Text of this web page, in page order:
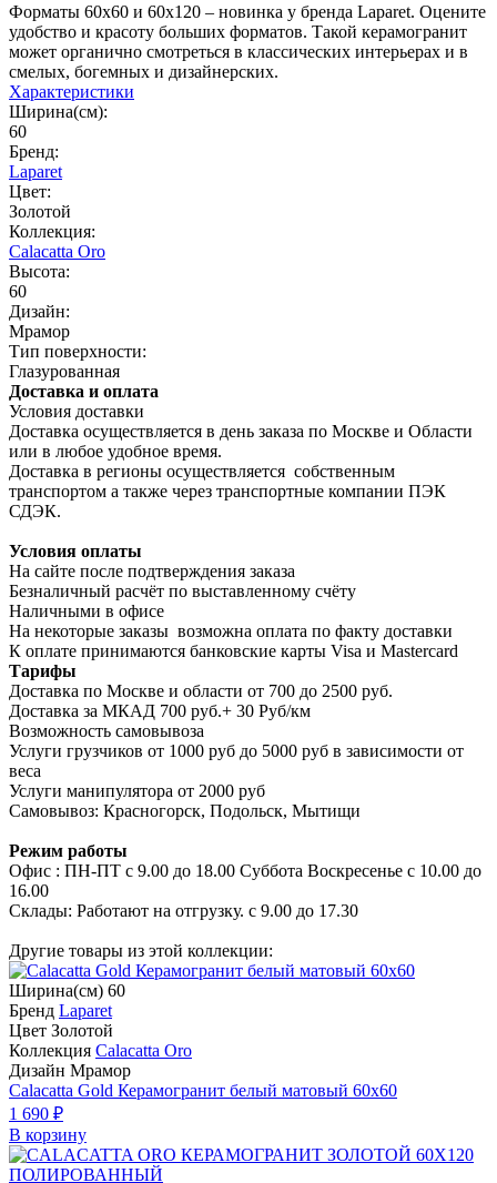
Форматы 60x60 и 60x120 – новинка у бренда Laparet. Оцените
удобство и красоту больших форматов. Такой керамогранит
может органично смотреться в классических интерьерах и в
смелых, богемных и дизайнерских.
Характеристики
Ширина(см):
60
Бренд:
Laparet
Цвет:
Золотой
Коллекция:
Calacatta Oro
Высота:
60
Дизайн:
Мрамор
Тип поверхности:
Глазурованная
Доставка и оплата
Условия доставки
Доставка осуществляется в день заказа по Москве и Области
или в любое удобное время.
Доставка в регионы осуществляется собственным
транспортом а также через транспортные компании ПЭК
СДЭК.
Условия оплаты
На сайте после подтверждения заказа
Безналичный расчёт по выставленному счёту
Наличными в офисе
На некоторые заказы возможна оплата по факту доставки
К оплате принимаются банковские карты Visa и Masterсard
Тарифы
Доставка по Москве и области от 700 до 2500 руб.
Доставка за МКАД 700 руб.+ 30 Руб/км
Возможность самовывоза
Услуги грузчиков от 1000 руб до 5000 руб в зависимости от
веса
Услуги манипулятора от 2000 руб
Самовывоз: Красногорск, Подольск, Мытищи
Режим работы
Офис : ПН-ПТ с 9.00 до 18.00 Суббота Воскресенье с 10.00 до
16.00
Склады: Работают на отгрузку. с 9.00 до 17.30
Другие товары из этой коллекции:
Ширина(см) 60
Бренд Laparet
Цвет Золотой
Коллекция Calacatta Oro
Дизайн Мрамор
Calacatta Gold Керамогранит белый матовый 60х60
1 690 ₽
В корзину